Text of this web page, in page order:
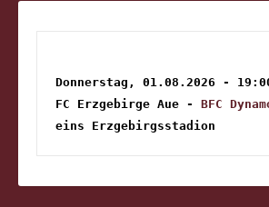
Donnerstag, 01.08.2026 -
FC Erzgebirge Aue - BFC
eins Erzgebirgsstadion